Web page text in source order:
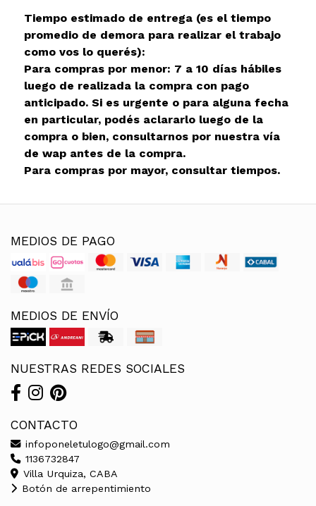
Tiempo estimado de entrega (es el tiempo
promedio de demora para realizar el trabajo
como vos lo querés):
Para compras por menor: 7 a 10 días hábiles
luego de realizada la compra con pago
anticipado. Si es urgente o para alguna fecha
en particular, podés aclararlo luego de la
compra o bien, consultarnos por nuestra vía
de wap antes de la compra.
Para compras por mayor, consultar tiempos.
MEDIOS DE PAGO
MEDIOS DE ENVÍO
NUESTRAS REDES SOCIALES
CONTACTO
infoponeletulogo@gmail.com
1136732847
Villa Urquiza, CABA
Botón de arrepentimiento